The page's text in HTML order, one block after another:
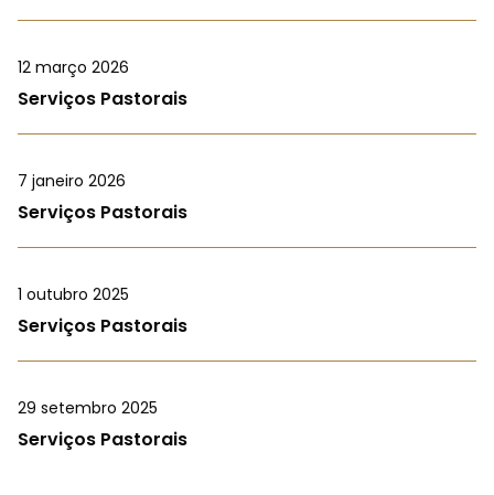
12 março 2026
Serviços Pastorais
7 janeiro 2026
Serviços Pastorais
1 outubro 2025
Serviços Pastorais
29 setembro 2025
Serviços Pastorais